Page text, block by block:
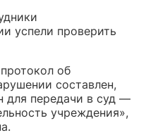
успели проверить
об
составлен,
для передачи в суд —
учреждения»,